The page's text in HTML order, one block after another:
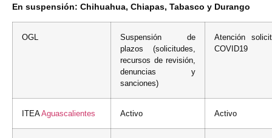
En suspensión: Chihuahua, Chiapas, Tabasco y Durango
OGL
Suspensión de
plazos (solicitudes,
recursos de revisión,
denuncias y
sanciones)
Atención
COVID19
ITEAAguascalientes Activo Activo